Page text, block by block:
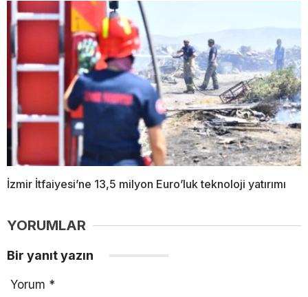
İzmir İtfaiyesi’ne 13,5 milyon Euro’luk teknoloji yatırımı
YORUMLAR
Bir yanıt yazın
Yorum *